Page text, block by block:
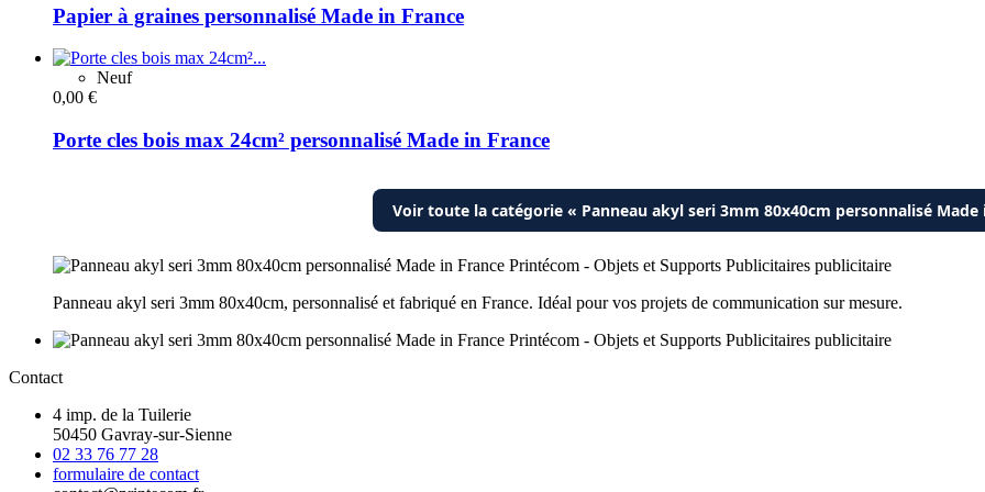
Papier à graines personnalisé Made in France
Neuf
0,00 €
Porte cles bois max 24cm² personnalisé Made in France
Voir toute la catégorie « Panneau akyl seri 3mm 80x40cm personnalisé
Panneau akyl seri 3mm 80x40cm, personnalisé et fabriqué en France. Idéal pour vos projets de communication sur mesure.
Contact
4 imp. de la Tuilerie
50450 Gavray-sur-Sienne
02 33 76 77 28
formulaire de contact